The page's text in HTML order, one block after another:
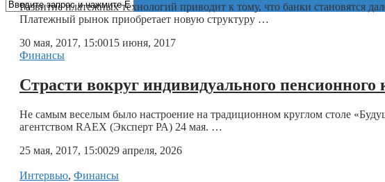
Развитие платежных технологий приводит к тому, что банки становятся
Платежный рынок приобретает новую структуру …
30 мая, 2017, 15:0015 июня, 2017
Финансы
Страсти вокруг индивидуального пенсионного
Не самым веселым было настроение на традиционном круглом столе
агентством RAEX (Эксперт РА) 24 мая. …
25 мая, 2017, 15:0029 апреля, 2026
Интервью, Финансы